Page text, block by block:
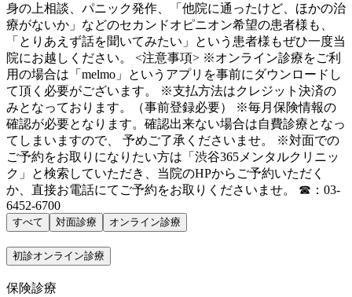
身の上相談、パニック発作、「他院に通ったけど、ほかの治
療がないか」などのセカンドオピニオン希望の患者様も、
「とりあえず話を聞いてみたい」という患者様もぜひ一度当
院にお越しください。 <注意事項> ※オンライン診療をご利
用の場合は「melmo」というアプリを事前にダウンロードし
て頂く必要がございます。 ※支払方法はクレジット決済の
みとなっております。（事前登録必要） ※毎月保険情報の
確認が必要となります。確認出来ない場合は自費診療となっ
てしまいますので、 予めご了承くださいませ。 ※対面での
ご予約をお取りになりたい方は「渋谷365メンタルクリニッ
ク」と検索していただき、当院のHPからご予約いただく
か、直接お電話にてご予約をお取りくださいませ。 ☎：03-
6452-6700
すべて 対面診療 オンライン診療
初診オンライン診療
保険診療